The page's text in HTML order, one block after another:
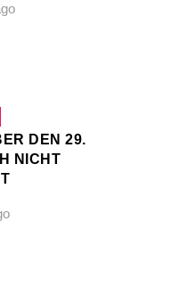
DEN 29.
NICHT